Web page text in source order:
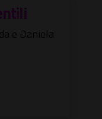
e Daniela